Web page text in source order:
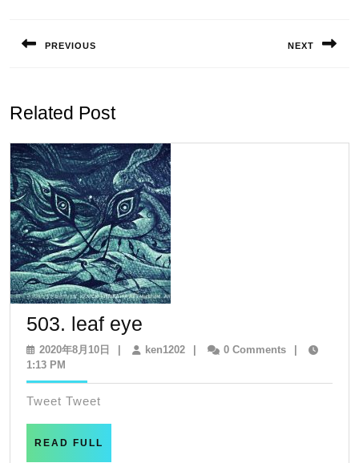
ナ
ゲ
ー
シ
ョ
ン
PREVIOUS NEXT
Related Post
503. leaf eye
leaf
2020年8月10日
2020
日
ken1202ken12020 Comments
1:13 PM
Tweet Tweet
READ FULL